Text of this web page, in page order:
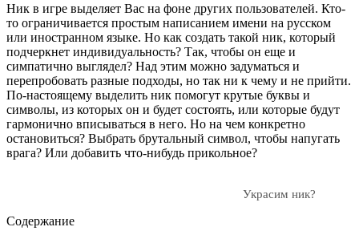
Ник в игре выделяет Вас на фоне других пользователей. Кто-
то ограничивается простым написанием имени на русском
или иностранном языке. Но как создать такой ник, который
подчеркнет индивидуальность? Так, чтобы он еще и
симпатично выглядел? Над этим можно задуматься и
перепробовать разные подходы, но так ни к чему и не прийти.
По-настоящему выделить ник помогут крутые буквы и
символы, из которых он и будет состоять, или которые будут
гармонично вписываться в него. Но на чем конкретно
остановиться? Выбрать брутальный символ, чтобы напугать
врага? Или добавить что-нибудь прикольное?
Украсим ник?
Содержание